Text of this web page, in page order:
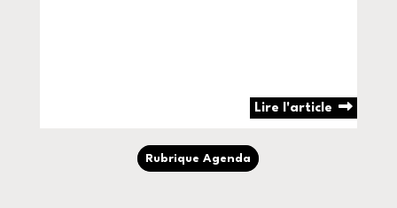
Lire l'article
Rubrique Agenda